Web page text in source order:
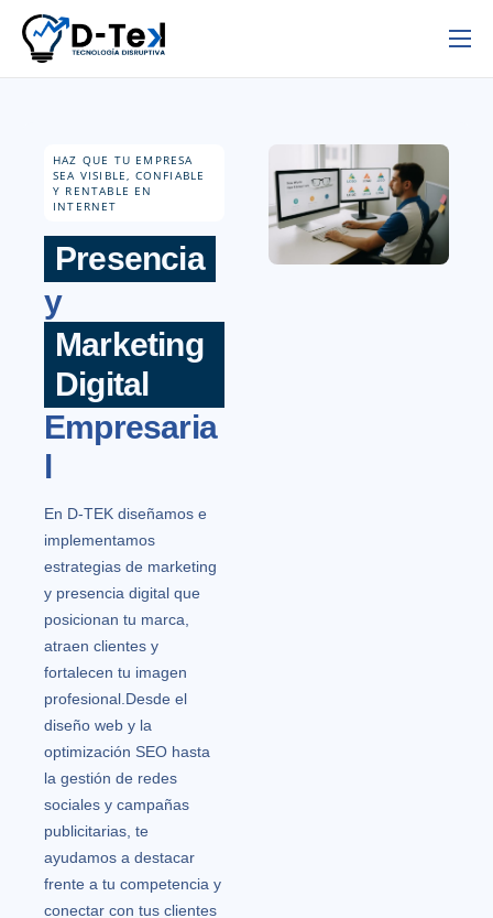
Inicio
Servicios
Contacto
HAZ QUE TU EMPRESA
SEA VISIBLE, CONFIABLE
Y RENTABLE EN
INTERNET
Presencia
y
Marketing
Digital
Empresaria
l
En D-TEK diseñamos e
implementamos
estrategias de marketing
y presencia digital que
posicionan tu marca,
atraen clientes y
fortalecen tu imagen
profesional. Desde el
diseño web y la
optimización SEO hasta
la gestión de redes
sociales y campañas
publicitarias, te
ayudamos a destacar
frente a tu competencia y
conectar con tus clientes